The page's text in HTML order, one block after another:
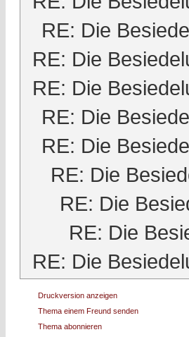
RE: Die
RE: Die
RE: Die
RE: Die
RE: Die
RE: Die
RE: Die
RE: Die
RE: Die
Druckversion anzeigen
Thema einem Freund senden
Thema abonnieren